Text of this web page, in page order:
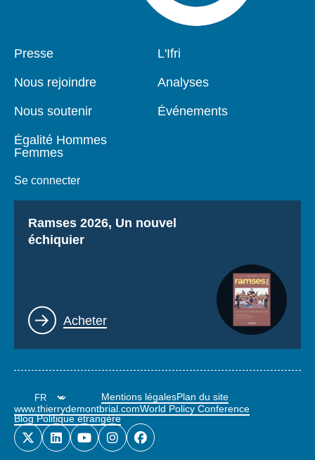
Pied
Presse
Nous rejoindre
Nous soutenir
Égalité Hommes
Femmes
Se connecter
Navigation
L'Ifri
Analyses
Événements
Titre
Ramses 2026, Un nouvel
échiquier
Lien
Acheter
Mentions légalesPlan du site
www.thierrydemontbrial.comWorld Policy Conference
Blog Politique étrangère